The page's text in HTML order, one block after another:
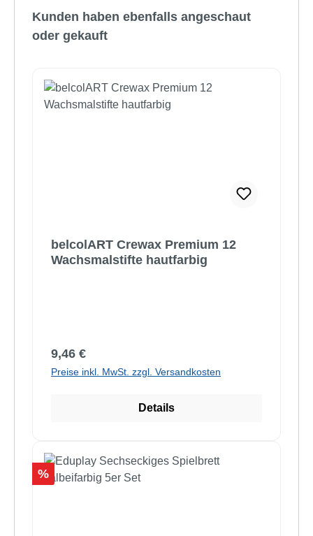
Kunden haben ebenfalls angeschaut
oder gekauft
belcolART Crewax Premium 12
Wachsmalstifte hautfarbig
Regulärer Preis:
9,46 €
Preise inkl. MwSt. zzgl. Versandkosten
Details
Rabatt
%